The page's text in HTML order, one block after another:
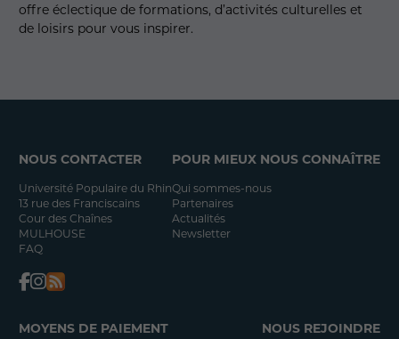
offre éclectique de formations, d’activités culturelles et
de loisirs pour vous inspirer.
NOUS CONTACTER
Université Populaire du Rhin
13 rue des Franciscains
Cour des Chaînes
MULHOUSE
FAQ
POUR MIEUX NOUS CONNAÎTRE
Qui sommes-nous
Partenaires
Actualités
Newsletter
MOYENS DE PAIEMENT NOUS REJOINDRE